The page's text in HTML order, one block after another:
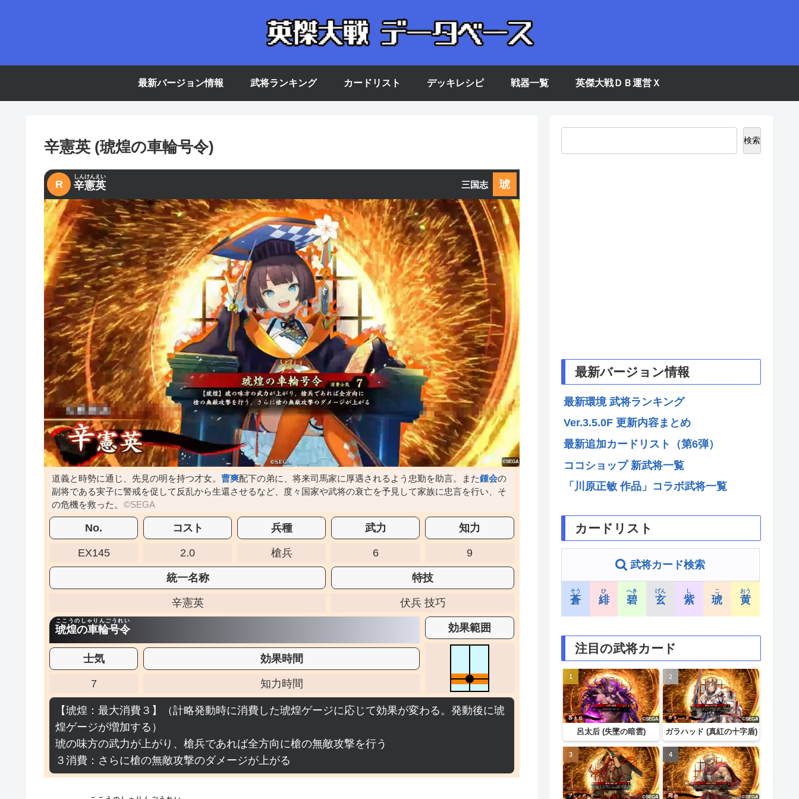
最新バージョン情報 武将ランキング カードリスト デッキレシピ 戦器一覧 英傑大戦ＤＢ運営Ｘ
辛憲英 (琥煌の車輪号令)
R 辛憲英
しんけんえい
三国志 琥
道義と時勢に通じ、先見の明を持つ才女。 曹爽配下の弟に、将来司馬家に厚遇されるよう忠勤を助言。また鍾会の
副将である実子に警戒を促して反乱から生還させるなど、度々国家や武将の衰亡を予見して家族に忠言を行い、そ
の危機を救った。
No. コスト 兵種 武力 知力
EX145 2.0 槍兵 6 9
統一名称 特技
辛憲英 伏兵 技巧
琥煌の車輪号令
ここうのしゃりんごうれい
効果範囲
士気 効果時間
7 知力時間
【琥煌：最大消費３】（計略発動時に消費した琥煌ゲージに応じて効果が変わる。発動後に琥
煌ゲージが増加する）
琥の味方の武力が上がり、槍兵であれば全方向に槍の無敵攻撃を行う
３消費：さらに槍の無敵攻撃のダメージが上がる
検索
最新バージョン情報
最新環境 武将ランキング
Ver.3.5.0F 更新内容まとめ
最新追加カードリスト（第6弾）
ココショップ 新武将一覧
「川原正敏 作品」コラボ武将一覧
カードリスト
武将カード検索
蒼
そう
緋
ひ
碧
へき
玄
げん
紫
し
琥
こ
黄
おう
注目の武将カード
呂太后 (失墜の暗雲) ガラハッド (真紅の十字盾)